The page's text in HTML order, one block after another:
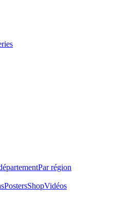
Par région
PostersShopVidéos